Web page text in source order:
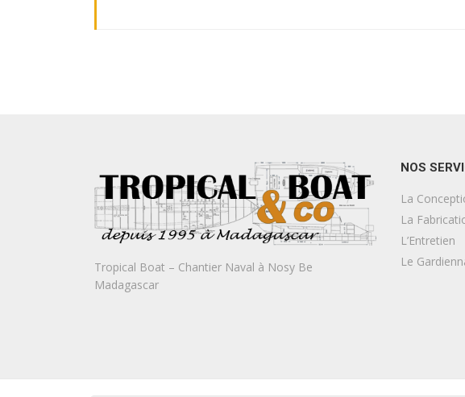
Tropical Boat – Chantier Naval à Nosy Be
Madagascar
NOS
La
La
L’Entretien
Le